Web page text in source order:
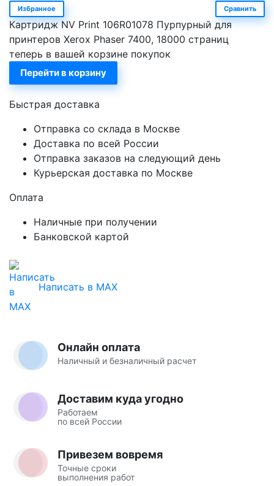
Избранное Сравнить
Картридж NV Print 106R01078 Пурпурный для
принтеров Xerox Phaser 7400, 18000 страниц
теперь в вашей корзине покупок
Перейти в корзину
Быстрая доставка
Отправка со склада в Москве
Доставка по всей России
Отправка заказов на следующий день
Курьерская доставка по Москве
Оплата
Наличные при получении
Банковской картой
Написать в MAX
Онлайн оплата
Наличный и безналичный расчет
Доставим куда угодно
Работаем
по всей России
Привезем вовремя
Точные сроки
выполнения работ